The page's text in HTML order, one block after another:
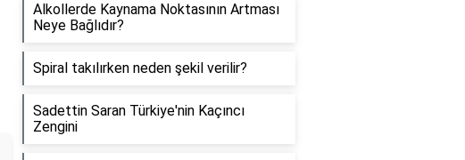
Alkollerde Kaynama Noktasının Artması
Neye Bağlıdır?
Spiral takılırken neden şekil verilir?
Sadettin Saran Türkiye'nin Kaçıncı
Zengini